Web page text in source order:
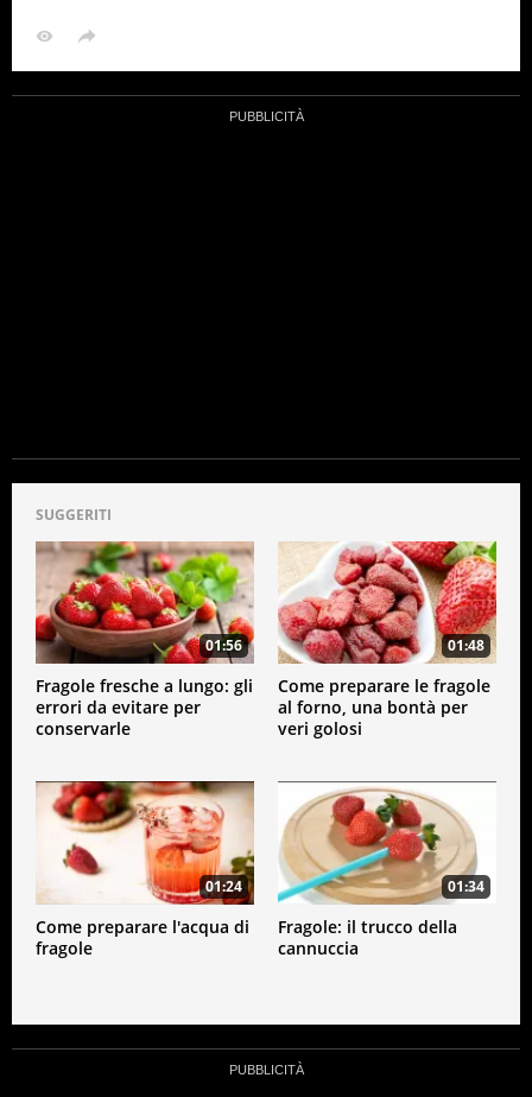
Niente essiccatore? Niente paura, vi basterà avere,
allora, unforno ventilato!
Anche in questo caso, tagliate le fragole a fettine ed
adagiatele su un foglio dicarta forno
SUGGERITI
01:56
Fragole fresche a lungo: gli
errori da evitare per
conservarle
01:48
Come preparare le fragole
al forno, una bontà per
veri golosi
01:24
Come preparare l'acqua di
fragole
01:34
Fragole: il trucco della
cannuccia